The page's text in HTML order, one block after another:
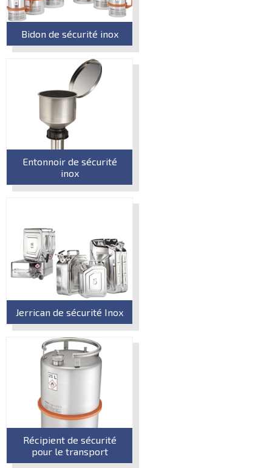
Bidon de sécurité inox
Entonnoir de sécurité
inox
Jerrican de sécurité Inox
Récipient de sécurité
pour le transport